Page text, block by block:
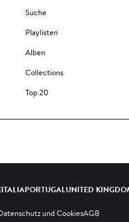
Suche
Playlisten
Alben
Collections
Top 20
ITALIAPORTUGALUNITED
und CookiesAGB